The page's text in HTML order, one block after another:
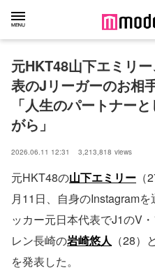
元HKT48山下エミリ
表のJリーガーのお相
「人生のパートナー
がら」
2026.06.11 12:31 3,213,818 views
元HKT48の山下エミリー
月11日、自身のInstagramを
ッカー元日本代表でJ1のV
レン長崎の岩崎悠人 （28）
を発表した。